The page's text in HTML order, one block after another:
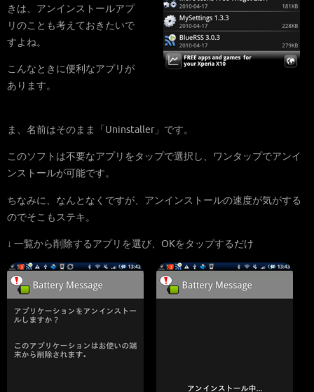
きは、アンインストールアプ
リのことも考えておきたいで
すよね。
こんなときに便利なアプリが
あります。
ま、名前はそのまま「Uninstaller」です。
このソフトは不要なアプリをタップで選択し、ワンタップでアンイ
ンストールが可能です。
ちなみに、なんとなくですが、アンインストールの速度が気がする
のでそこもステキ。
↓ 一覧から削除するアプリを選び、OKをタップするだけ